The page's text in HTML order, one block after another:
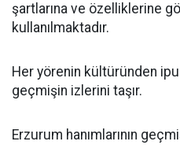
şartlarına ve özelliklerine
kullanılmaktadır.
Her yörenin kültüründen
geçmişin izlerini taşır.
Erzurum hanımlarının